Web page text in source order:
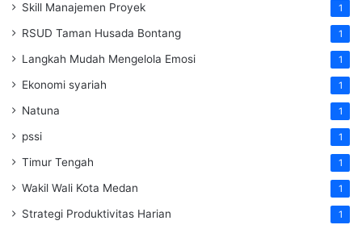
Skill Manajemen Proyek 1
RSUD Taman Husada Bontang 1
Langkah Mudah Mengelola Emosi 1
Ekonomi syariah 1
Natuna 1
pssi 1
Timur Tengah 1
Wakil Wali Kota Medan 1
Strategi Produktivitas Harian 1